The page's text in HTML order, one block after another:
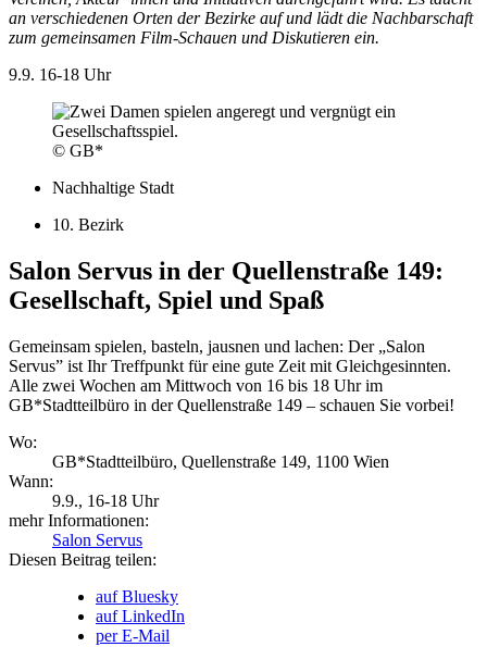
an verschiedenen Orten der Bezirke auf und lädt die Nachbarschaft
zum gemeinsamen Film-Schauen und Diskutieren ein.
9.9. 16-18 Uhr
© GB*
Nachhaltige Stadt
10. Bezirk
Salon Servus in der Quellenstraße 149:
Gesellschaft, Spiel und Spaß
Gemeinsam spielen, basteln, jausnen und lachen: Der „Salon
Servus” ist Ihr Treffpunkt für eine gute Zeit mit Gleichgesinnten.
Alle zwei Wochen am Mittwoch von 16 bis 18 Uhr im
GB*Stadtteilbüro in der Quellenstraße 149 – schauen Sie vorbei!
Wo:
GB*Stadtteilbüro, Quellenstraße 149, 1100 Wien
Wann:
9.9., 16-18 Uhr
mehr Informationen:
Salon Servus
Diesen Beitrag teilen:
auf Bluesky
auf LinkedIn
per E-Mail